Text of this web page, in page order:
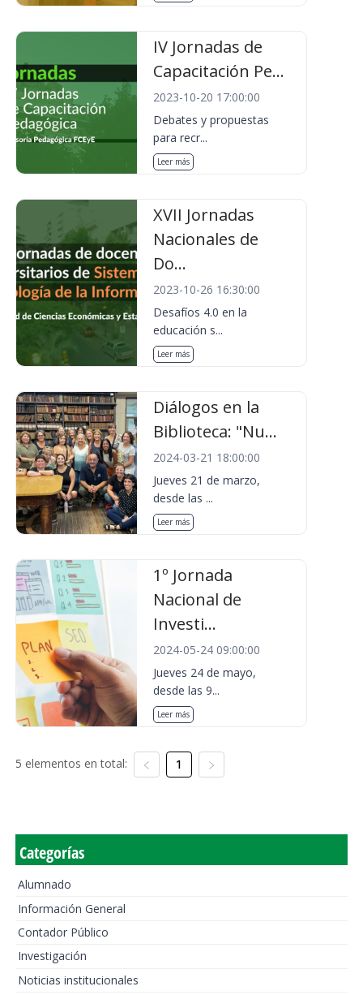
IV Jornadas de
Capacitación Pe...
2023-10-20 17:00:00
Debates y propuestas
para recr...
Leer más
XVII Jornadas
Nacionales de
Do...
2023-10-26 16:30:00
Desafíos 4.0 en la
educación s...
Leer más
Diálogos en la
Biblioteca: "Nu...
2024-03-21 18:00:00
Jueves 21 de marzo,
desde las ...
Leer más
1º Jornada
Nacional de
Investi...
2024-05-24 09:00:00
Jueves 24 de mayo,
desde las 9...
Leer más
5 elementos en total: 1
Categorías
Alumnado
Información General
Contador Público
Investigación
Noticias institucionales